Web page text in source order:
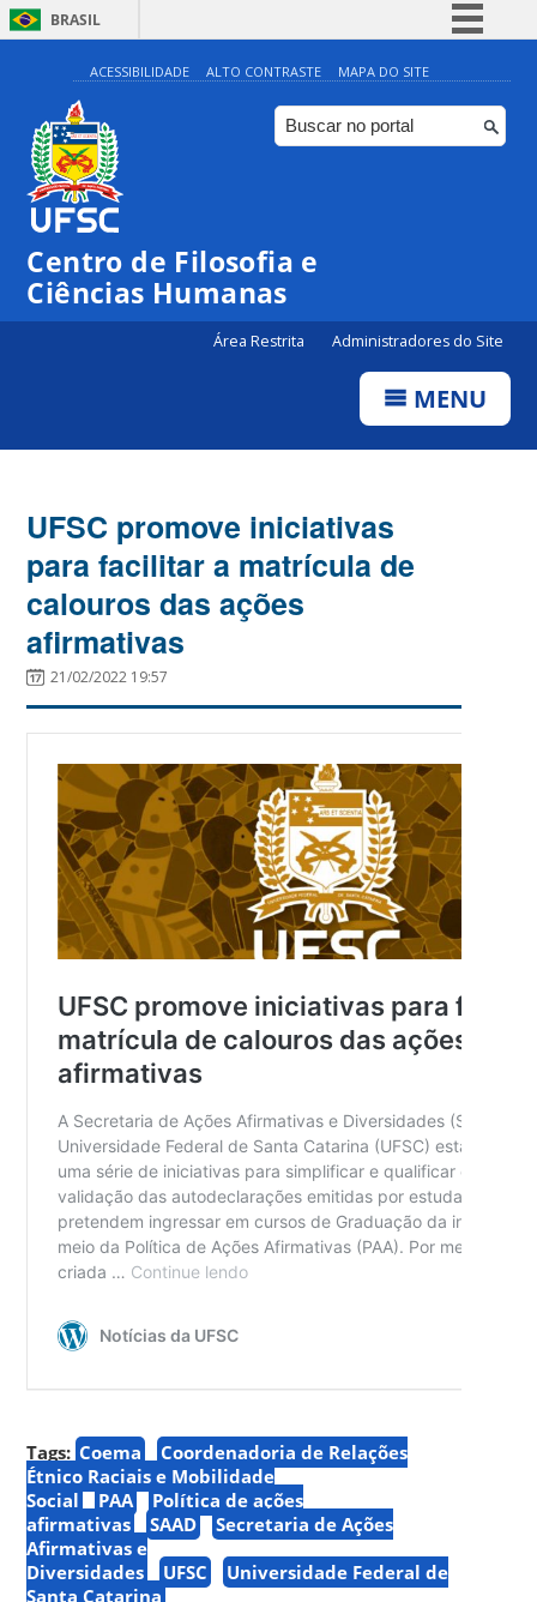
BRASIL
Simplifique!
Comunica BR
Participe
ACESSIBILIDADE ALTO CONTRASTE MAPA DO SITE
Centro de Filosofia e
Ciências Humanas
Área Restrita Administradores do Site
MENU
UFSC promove iniciativas
para facilitar a matrícula de
calouros das ações
afirmativas
21/02/2022 19:57
Tags: Coema
Coordenadoria de Relações
Étnico Raciais e Mobilidade
Social
PAA
Política de ações
afirmativas
SAAD
Secretaria de Ações
Afirmativas e
Diversidades
UFSC
Universidade Federal de
Santa Catarina